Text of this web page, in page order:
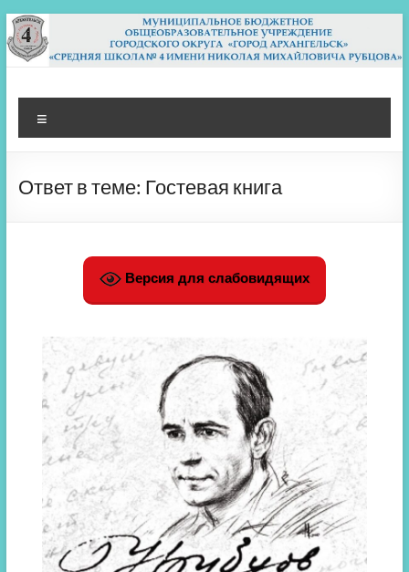
Перейти
к
содержимому
МБОУ СШ 4
Архангельск
Ответ в теме: Гостевая книга
Версия для слабовидящих